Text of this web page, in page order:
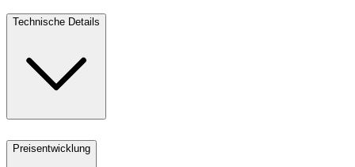
Technische Details
Preisentwicklung